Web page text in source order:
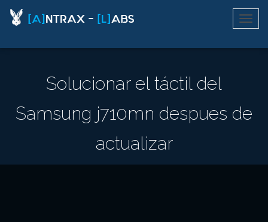
Solucionar el táctil del
Samsung j710mn despues de
actualizar